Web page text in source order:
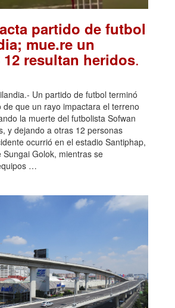
partido de futbol
mue.re un
resultan heridos.
Un partido de futbol terminó
que un rayo impactara el terreno
la muerte del futbolista Sofwan
y dejando a otras 12 personas
ocurrió en el estadio Santiphap,
Golok, mientras se
…